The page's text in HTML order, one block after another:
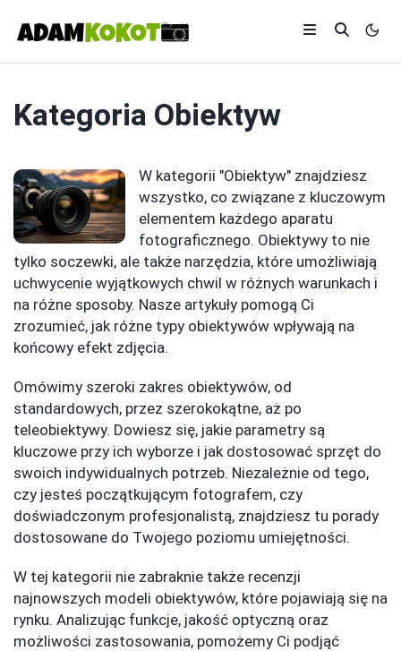
Kategoria Obiektyw
W kategorii "Obiektyw" znajdziesz
wszystko, co związane z kluczowym
elementem każdego aparatu
fotograficznego. Obiektywy to nie
tylko soczewki, ale także narzędzia, które umożliwiają
uchwycenie wyjątkowych chwil w różnych warunkach i
na różne sposoby. Nasze artykuły pomogą Ci
zrozumieć, jak różne typy obiektywów wpływają na
końcowy efekt zdjęcia.
Omówimy szeroki zakres obiektywów, od
standardowych, przez szerokokątne, aż po
teleobiektywy. Dowiesz się, jakie parametry są
kluczowe przy ich wyborze i jak dostosować sprzęt do
swoich indywidualnych potrzeb. Niezależnie od tego,
czy jesteś początkującym fotografem, czy
doświadczonym profesjonalistą, znajdziesz tu porady
dostosowane do Twojego poziomu umiejętności.
W tej kategorii nie zabraknie także recenzji
najnowszych modeli obiektywów, które pojawiają się na
rynku. Analizując funkcje, jakość optyczną oraz
możliwości zastosowania, pomożemy Ci podjąć